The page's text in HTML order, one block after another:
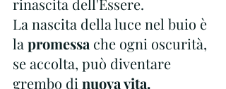
rinascita dell'Essere.
La nascita della luce nel buio è
la promessa che ogni oscurità,
se accolta, può diventare
grembo di nuova vita.